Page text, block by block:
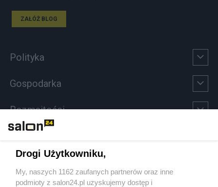
ZAŁÓŻ BLOG
Polityka
Gospodarka
Rozmaitości
Sport
Drogi Użytkowniku,
My, naszych 1162 zaufanych partnerów oraz inne
podmioty z salon24.pl uzyskujemy dostęp i